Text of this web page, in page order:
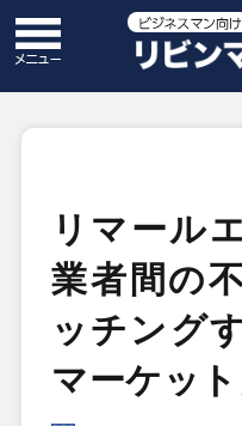
リマール
業者間の
ッチング
マーケッ